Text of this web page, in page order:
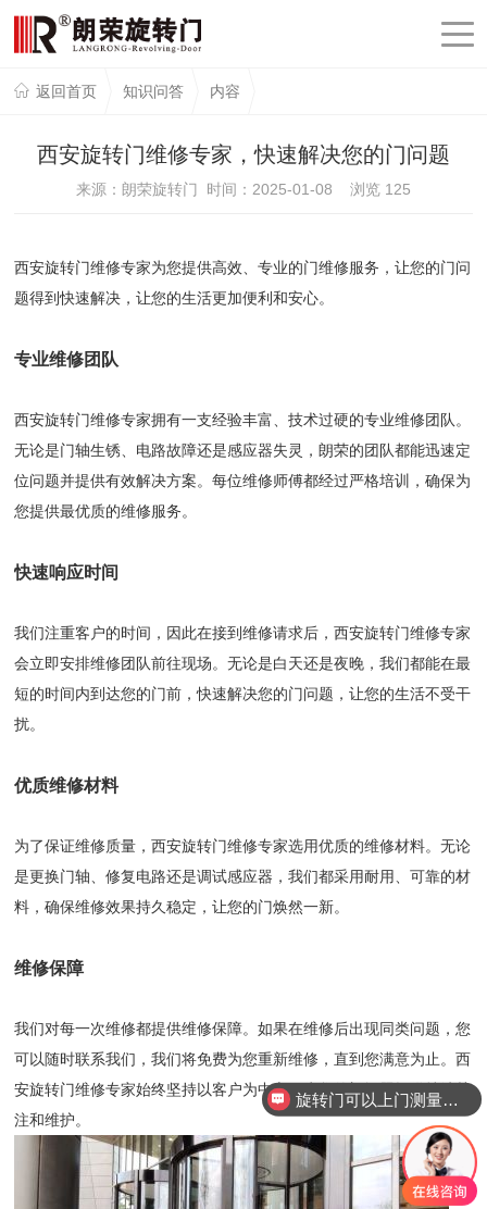
返回首页 知识问答 内容
西安旋转门维修专家，快速解决您的门问题
来源：朗荣旋转门 时间：2025-01-08 浏览 125
西安旋转门维修专家为您提供高效、专业的门维修服务，让您的门问
题得到快速解决，让您的生活更加便利和安心。
专业维修团队
西安旋转门维修专家拥有一支经验丰富、技术过硬的专业维修团队。
无论是门轴生锈、电路故障还是感应器失灵，朗荣的团队都能迅速定
位问题并提供有效解决方案。每位维修师傅都经过严格培训，确保为
您提供最优质的维修服务。
快速响应时间
我们注重客户的时间，因此在接到维修请求后，西安旋转门维修专家
会立即安排维修团队前往现场。无论是白天还是夜晚，我们都能在最
短的时间内到达您的门前，快速解决您的门问题，让您的生活不受干
扰。
优质维修材料
为了保证维修质量，西安旋转门维修专家选用优质的维修材料。无论
是更换门轴、修复电路还是调试感应器，我们都采用耐用、可靠的材
料，确保维修效果持久稳定，让您的门焕然一新。
维修保障
我们对每一次维修都提供维修保障。如果在维修后出现同类问题，您
可以随时联系我们，我们将免费为您重新维修，直到您满意为止。西
安旋转门维修专家始终坚持以客户为中心，为您的门问题提供持续关
注和维护。
旋转门可以上门测量安装吗？